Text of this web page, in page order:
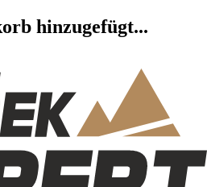
hinzugefügt...